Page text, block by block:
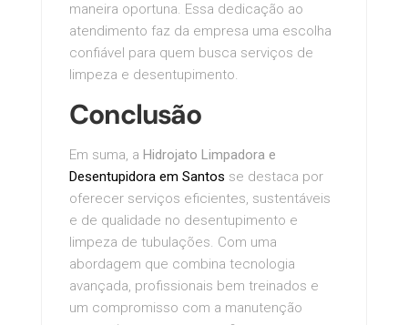
maneira oportuna. Essa dedicação ao
atendimento faz da empresa uma escolha
confiável para quem busca serviços de
limpeza e desentupimento.
Conclusão
Em suma, a Hidrojato Limpadora e
Desentupidora em Santos se destaca por
oferecer serviços eficientes, sustentáveis
e de qualidade no desentupimento e
limpeza de tubulações. Com uma
abordagem que combina tecnologia
avançada, profissionais bem treinados e
um compromisso com a manutenção